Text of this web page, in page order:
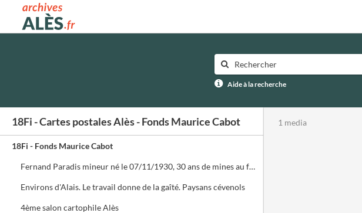
Archives municipales d'Alès
Aide à la recherche
18Fi - Cartes postales Alès - Fonds Maurice Cabot
18Fi - Fonds Maurice Cabot
Fernand Paradis mineur né le 07/11/1930, 30 ans de mines au fonds. Puits de Rochebelle
Environs d'Alais. Le travail donne de la gaîté. Paysans cévenols
4ème salon cartophile Alès
1 media